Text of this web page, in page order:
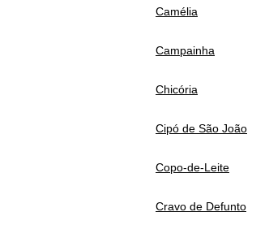
Camélia
Campainha
Chicória
Cipó de São João
Copo-de-Leite
Cravo de Defunto